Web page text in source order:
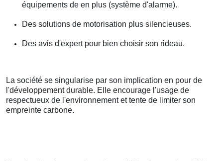
équipements de en plus (système d'alarme).
Des solutions de motorisation plus silencieuses.
Des avis d'expert pour bien choisir son rideau.
La société se singularise par son implication en pour de
l'développement durable. Elle encourage l'usage de
respectueux de l'environnement et tente de limiter son
empreinte carbone.